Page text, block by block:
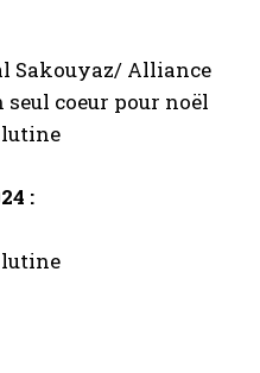
Sakouyaz/ Alliance
seul coeur pour noël
lutine
:
lutine